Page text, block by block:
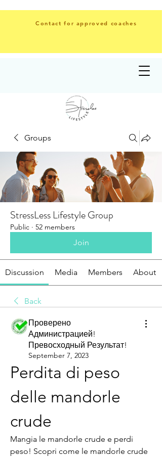
Contact for approved coaches
Groups
StressLess Lifestyle Group
Public · 52 members
Join
Discussion Media Members About
Back
Проверено
Администрацией!
Превосходный Результат!
September 7, 2023
Perdita di peso
delle mandorle
crude
Mangia le mandorle crude e perdi
peso! Scopri come le mandorle crude